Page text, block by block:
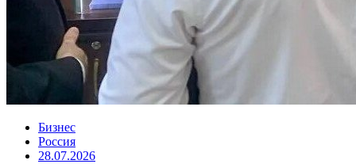
Бизнес
Россия
28.07.2026